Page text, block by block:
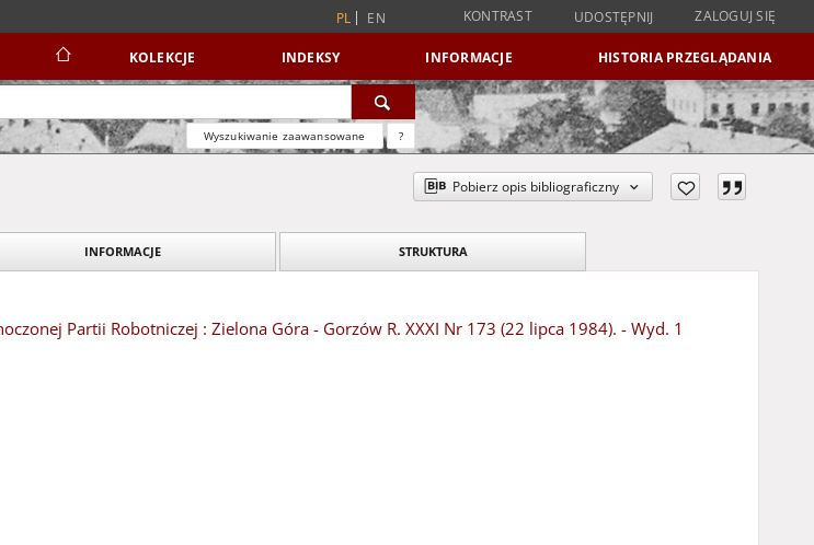
PL EN KONTRAST UDOSTĘPNIJ ZALOGUJ SIĘ
KOLEKCJE INDEKSY INFORMACJE HISTORIA PRZEGLĄDANIA
Wyszukiwanie zaawansowane ?
Pobierz opis bibliograficzny
INFORMACJE STRUKTURA
Partii Robotniczej : Zielona Góra - Gorzów R. XXXI Nr 173 (22 lipca 1984). - Wyd. 1